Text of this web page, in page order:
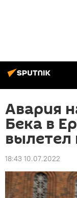
Авария
Бека в
18:43 10.07.2022